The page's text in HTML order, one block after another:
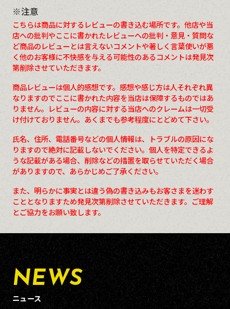
※注意
こちらは商品に対するレビューの書き込む場所です。他店や当
店への批判やここに書かれたレビューへの批判・意見・質問な
ど商品のレビューとは言えないコメントや著しく言葉使いが悪
く他のお客様に不快感を与える可能性のあるコメントは発見次
第削除させていただきます。
商品レビューは個人的感想です。感想や感じ方は人それぞれ異
なりますのでここに書かれた内容を当店は保障するものではあ
りません。レビューの内容に対する当店へのクレームは一切受
け付けておりません。あくまでも参考程度にとどめて下さい。
氏名、住所、電話番号などの個人情報は、トラブルの原因にな
りますので絶対に記載しないでください。個人を特定できるよ
うな記載がある場合、削除などの措置を取らせていただく場合
がありますので、あらかじめご了承ください。
また、明らかに事実とは違う偽の書き込みもお客さまを迷わす
こととなりますため発見次第削除させていただきます。ご理解
とご協力をお願い致します。
NEWS
ニュース